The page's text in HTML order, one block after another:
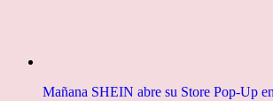
Mañana SHEIN abre su Store Pop-Up